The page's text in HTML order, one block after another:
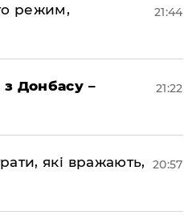
режим,
21:44
з Донбасу –
21:22
які вражають,
20:57